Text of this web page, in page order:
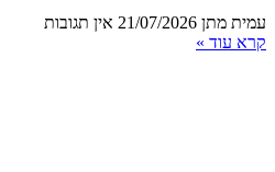
עמית מתן 21/07/2026 אין תגובות
קרא עוד »